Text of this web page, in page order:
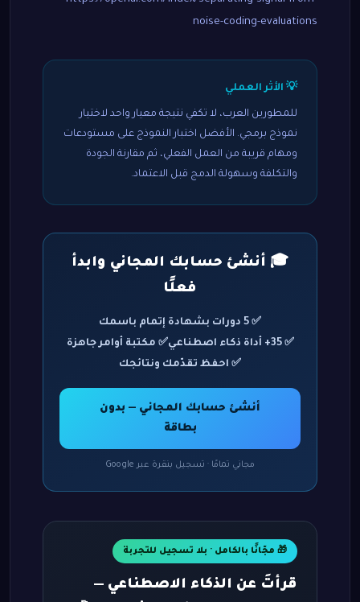
noise-coding-evaluations
💡 الأثر العملي
للمطورين العرب، لا تكفي نتيجة معيار واحد لاختيار
نموذج برمجي. الأفضل اختبار النموذج على مستودعات
ومهام قريبة من العمل الفعلي، ثم مقارنة الجودة
والتكلفة وسهولة الدمج قبل الاعتماد.
🎓 أنشئ حسابك المجاني وابدأ
فعلًا
✅ 5 دورات بشهادة إتمام باسمك
✅ 35+ أداة ذكاء اصطناعي
✅ مكتبة أوامر جاهزة
✅ احفظ تقدّمك ونتائجك
أنشئ حسابك المجاني — بدون
بطاقة
مجاني تمامًا · تسجيل بنقرة عبر Google
🎁 مجّانًا بالكامل · بلا تسجيل للتجربة
قرأتَ عن الذكاء الاصطناعي —